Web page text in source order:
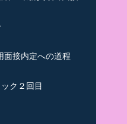
接内定への道程
ク２回目